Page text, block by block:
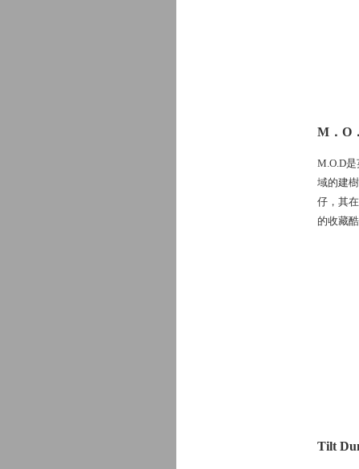
M．O
M.O.D
域的建
仔，其
的收藏
Tilt